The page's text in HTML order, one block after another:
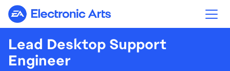
Electronic Arts
Lead Desktop Support
Engineer